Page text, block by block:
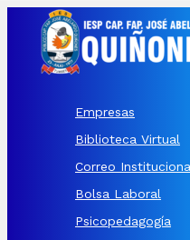
contenido
Empresas
Biblioteca Virtual
Correo
Bolsa Laboral
Psicopedagogía